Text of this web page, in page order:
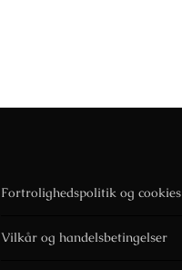
Fortrolighedspolitik og cookies
Vilkår og handelsbetingelser